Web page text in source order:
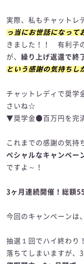
実際、私もチャットレ
っ当にお世話になって
きました！！ 有利子
が、繰り上げ返還で終
という感謝の気持ちし
チャットレディで奨学
さいね☆
▼奨学金●百万円を完
これまでの感謝の気持
ぺシャルなキャンペー
ですよ～！
3ヶ月連続開催！総額
今回のキャンペーンは、
抽選１回でハイ終わり
落ちてしまいますが